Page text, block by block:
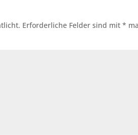
Erforderliche Felder sind mit*